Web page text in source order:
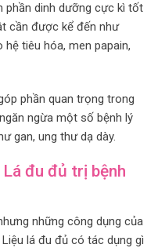
phần dinh dưỡng cực kì tốt
cần được kể đến như
tiêu hóa, men papain,
phần quan trọng trong
ngừa một số bệnh lý
gan, ung thư dạ dày.
đu đủ trị bệnh
những công dụng của
lá đu đủ có tác dụng gì